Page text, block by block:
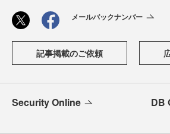
メールバックナンバー
記事掲載のご依頼
Security Online DB